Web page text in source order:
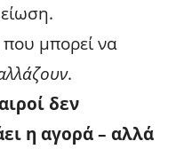
μπορεί να
.
δεν
η αγορά – αλλά